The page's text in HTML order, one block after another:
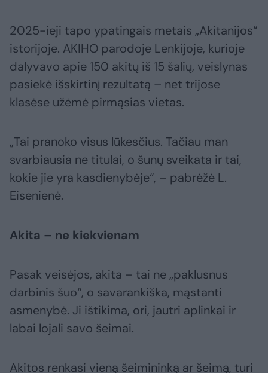
2025-ieji tapo ypatingais metais „Akitanijos“
istorijoje. AKIHO parodoje Lenkijoje, kurioje
dalyvavo apie 150 akitų iš 15 šalių, veislynas
pasiekė išskirtinį rezultatą – net trijose
klasėse užėmė pirmąsias vietas.
„Tai pranoko visus lūkesčius. Tačiau man
svarbiausia ne titulai, o šunų sveikata ir tai,
kokie jie yra kasdienybėje“, – pabrėžė L.
Eisenienė.
Akita – ne kiekvienam
Pasak veisėjos, akita – tai ne „paklusnus
darbinis šuo“, o savarankiška, mąstanti
asmenybė. Ji ištikima, ori, jautri aplinkai ir
labai lojali savo šeimai.
Akitos renkasi vieną šeimininką ar šeimą, turi